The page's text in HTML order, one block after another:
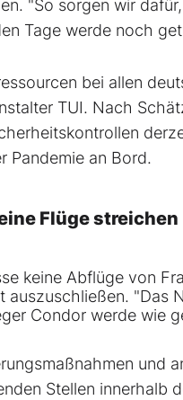
"So sorgen wir
Tage werde noch
bei allen
TUI. Nach
Pandemie an Bord.
Flüge streichen
keine Abflüge von
auszuschließen. "Das
Condor werde wie
und
Stellen innerhalb